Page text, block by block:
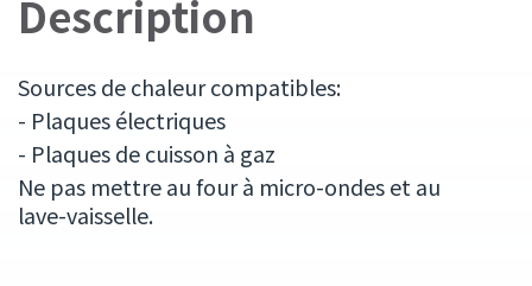
Description
Sources de chaleur compatibles:
- Plaques électriques
- Plaques de cuisson à gaz
Ne pas mettre au four à micro-ondes et au
lave-vaisselle.